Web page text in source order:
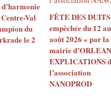
Val
du
le 2
FÊTE DES DUITS
empêchée du 12
août 2026 « par la
mairie
EXPLICATIONS
l’association
NANOPROD